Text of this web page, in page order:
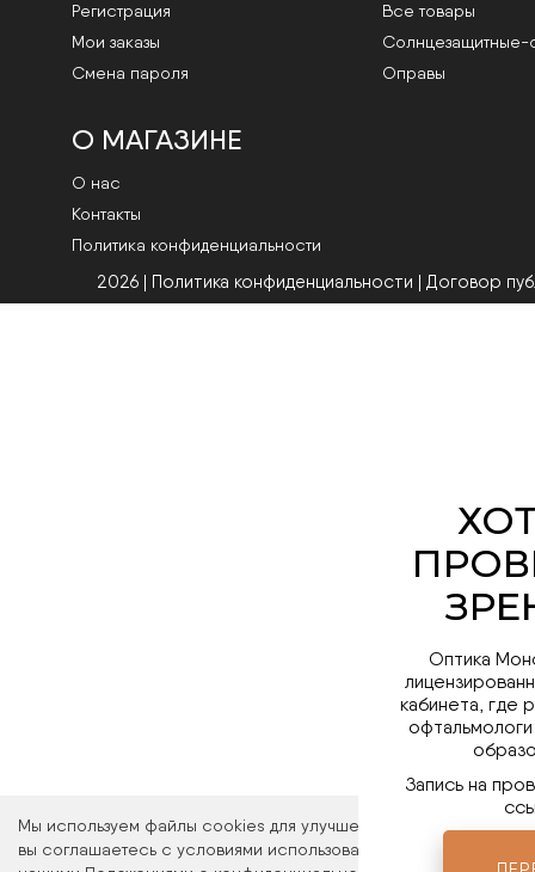
Мы используем файлы cookies для улучшения работы сайта.
вы соглашаетесь с условиями использования файлов cookies.
Регистрация
Мои заказы
Смена пароля
Все товары
Cолнцезащитные-
Оправы
О МАГАЗИНЕ
О нас
Контакты
Политика конфиденциальности
2026 | Политика конфиденциальности | Договор
Оптика
кабинета, где
Запись на